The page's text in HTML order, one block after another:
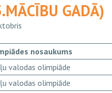
GADĀ)
nosaukums
valodas olimpiāde
valodas olimpiāde